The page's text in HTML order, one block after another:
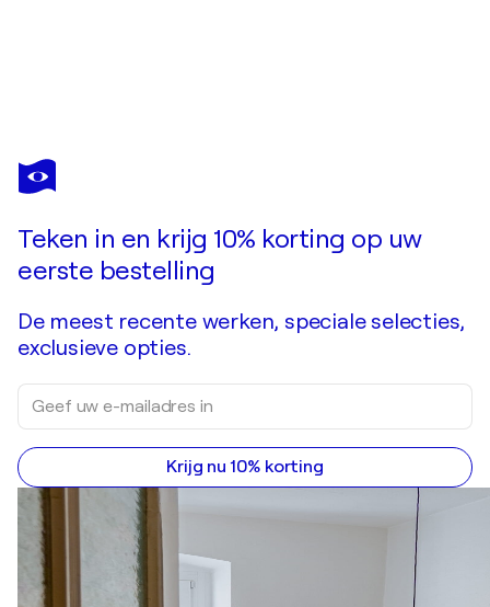
APOSTOLOS CHANTZARAS
UNTITLED APOSTOLOS CHANTZARAS
Teken in en krijg 10% korting op uw
eerste bestelling
De meest recente werken, speciale selecties,
exclusieve opties.
Krijg nu 10% korting